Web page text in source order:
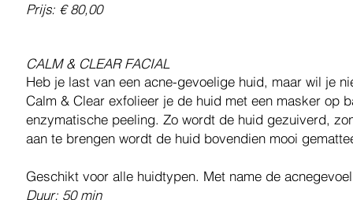
Prijs: € 80,00
CALM & CLEAR FACIAL
Heb je last van een acne-gevoelige huid, maar wil je
Calm & Clear exfolieer je de huid met een masker op
enzymatische peeling. Zo wordt de huid gezuiverd,
aan te brengen wordt de huid bovendien mooi
Geschikt voor alle huidtypen. Met name de
Duur: 50 min